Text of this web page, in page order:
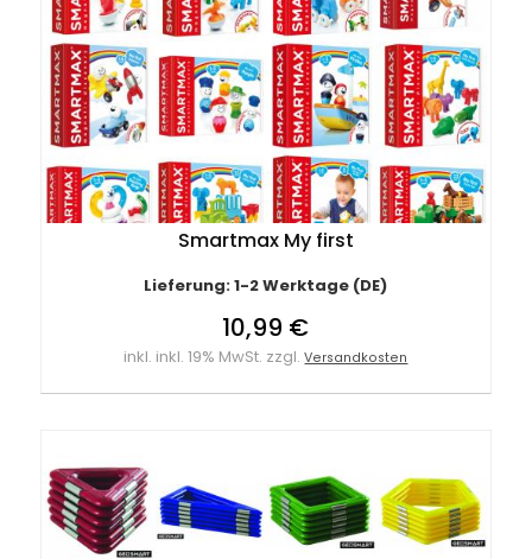
Smartmax My first
Lieferung: 1-2 Werktage (DE)
10,99 €
inkl. inkl. 19% MwSt. zzgl.Versandkosten